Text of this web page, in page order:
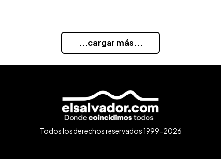
...cargar más...
Todos los derechos reservados 1999-2026